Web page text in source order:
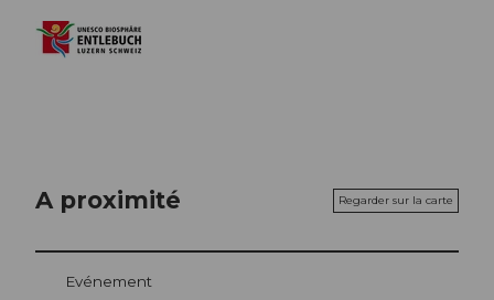
A proximité Regarder sur la carte
Evénement